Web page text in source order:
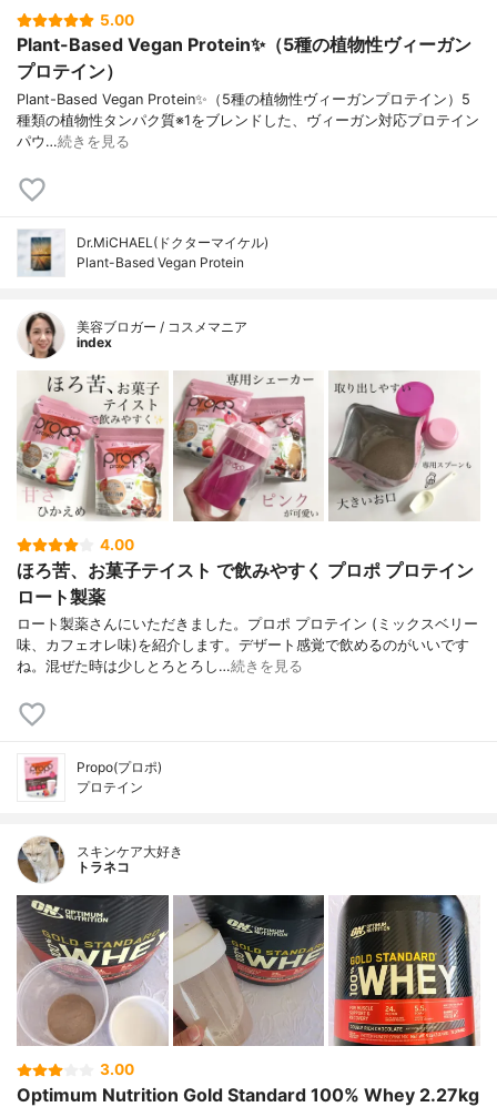
5.00
Plant-Based Vegan Protein✨（5種の植物性ヴィーガン
プロテイン）
Plant-Based Vegan Protein✨（5種の植物性ヴィーガンプロテイン）5
種類の植物性タンパク質※1をブレンドした、ヴィーガン対応プロテイン
パウ…続きを見る
Dr.MiCHAEL(ドクターマイケル)
Plant-Based Vegan Protein
美容ブロガー / コスメマニア
index
4.00
ほろ苦、お菓子テイスト で飲みやすく プロポ プロテイン
ロート製薬
ロート製薬さんにいただきました。プロポ プロテイン (ミックスベリー
味、カフェオレ味)を紹介します。デザート感覚で飲めるのがいいです
ね。混ぜた時は少しとろとろし…続きを見る
Propo(プロポ)
プロテイン
スキンケア大好き
トラネコ
3.00
Optimum Nutrition Gold Standard 100% Whey 2.27kg